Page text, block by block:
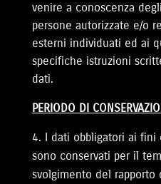
venire a conoscenza
persone autorizzate e/o
esterni individuati ed ai
specifiche istruzioni
dati.
PERIODO DI
I dati obbligatori ai
sono conservati per il
svolgimento del